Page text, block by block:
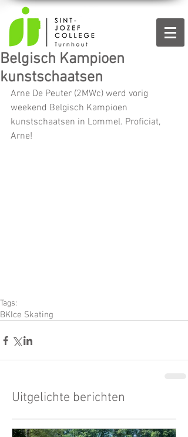
Belgisch Kampioen
kunstschaatsen
Arne De Peuter (2MWc) werd vorig
weekend Belgisch Kampioen
kunstschaatsen in Lommel. Proficiat,
Arne!
Tags:
BKIce Skating
Uitgelichte berichten